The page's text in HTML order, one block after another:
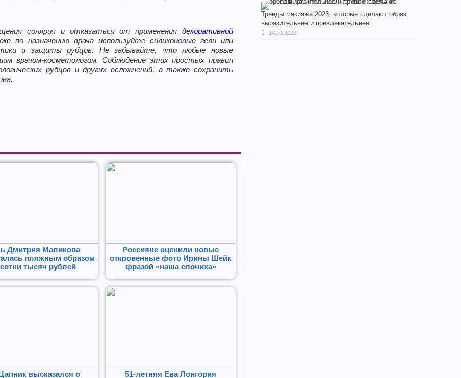
солярия и отказатьcя от применения декоративной
по назначению врача используйте силиконовые гели или
и защиты рубцов. Не забывайте, что любые новые
врачом-косметологом. Соблюдение этих простых правил
рубцов и других осложнений, а также сохранить
Дмитрия Маликова
пляжным образом
тысяч рублей
Россияне оценили новые
откровенные фото Ирины Шейк
фразой «наша слониха»
высказался о 51-летняя Ева Лонгория
Тренды макияжа 2023, которые сделают образ
выразительнее и привлекательнее
14.10.2022